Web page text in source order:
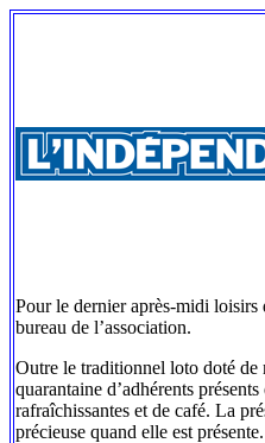
Pour le dernier après-midi loisirs
bureau de l’association.
Outre le traditionnel loto doté de
quarantaine d’adhérents
rafraîchissantes et de café. La
précieuse quand elle est présente.